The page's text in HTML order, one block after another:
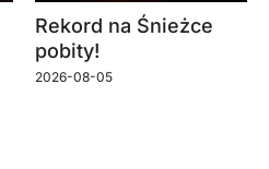
Rekord na Śnieżce
pobity!
2026-08-05